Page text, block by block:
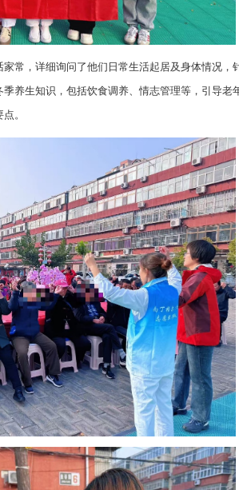
常，详细询问了他们日常生活起居及身体情况，
养生知识，包括饮食调养、情志管理等，引导老
。